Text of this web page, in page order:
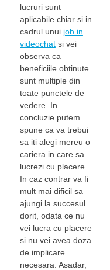
lucruri sunt
aplicabile chiar si in
cadrul unui job in
videochatsi vei
observa ca
beneficiile obtinute
sunt multiple din
toate punctele de
vedere. In
concluzie putem
spune ca va trebui
sa iti alegi mereu o
cariera in care sa
lucrezi cu placere.
In caz contrar va fi
mult mai dificil sa
ajungi la succesul
dorit, odata ce nu
vei lucra cu placere
si nu vei avea doza
de implicare
necesara. Asadar,